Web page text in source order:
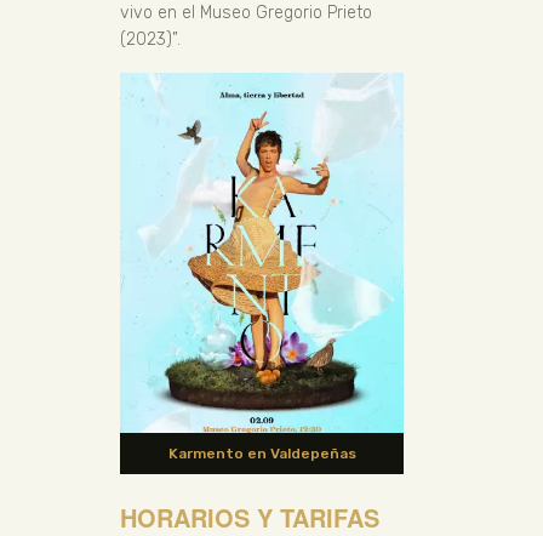
vivo en el Museo Gregorio Prieto
(2023)”.
Karmento en Valdepeñas
HORARIOS Y TARIFAS